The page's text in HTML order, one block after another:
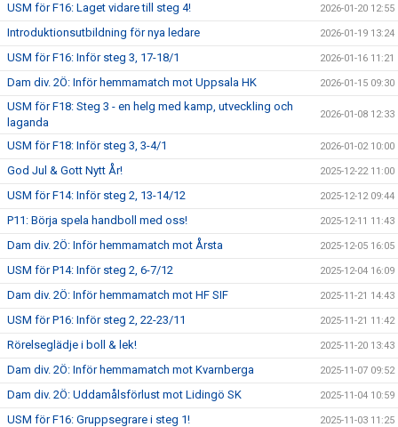
USM för F16: Laget vidare till steg 4! 2026-01-20 12:55
Introduktionsutbildning för nya ledare 2026-01-19 13:24
USM för F16: Inför steg 3, 17-18/1 2026-01-16 11:21
Dam div. 2Ö: Inför hemmamatch mot Uppsala HK 2026-01-15 09:30
USM för F18: Steg 3 - en helg med kamp, utveckling och
laganda
2026-01-08 12:33
USM för F18: Inför steg 3, 3-4/1 2026-01-02 10:00
God Jul & Gott Nytt År! 2025-12-22 11:00
USM för F14: Inför steg 2, 13-14/12 2025-12-12 09:44
P11: Börja spela handboll med oss! 2025-12-11 11:43
Dam div. 2Ö: Inför hemmamatch mot Årsta 2025-12-05 16:05
USM för P14: Inför steg 2, 6-7/12 2025-12-04 16:09
Dam div. 2Ö: Inför hemmamatch mot HF SIF 2025-11-21 14:43
USM för P16: Inför steg 2, 22-23/11 2025-11-21 11:42
Rörelseglädje i boll & lek! 2025-11-20 13:43
Dam div. 2Ö: Inför hemmamatch mot Kvarnberga 2025-11-07 09:52
Dam div. 2Ö: Uddamålsförlust mot Lidingö SK 2025-11-04 10:59
USM för F16: Gruppsegrare i steg 1! 2025-11-03 11:25